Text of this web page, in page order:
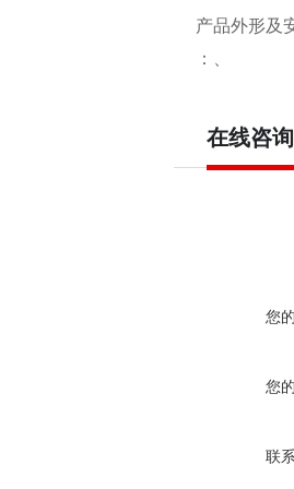
产品外形及
：、
在线咨询
您
您
联